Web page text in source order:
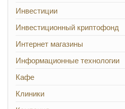
Инвестиции
Инвестиционный криптофонд
Интернет магазины
Информационные технологии
Кафе
Клиники